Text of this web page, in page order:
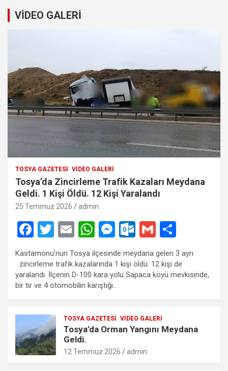
VİDEO GALERİ
TOSYA GAZETESI VIDEO GALERI
Tosya’da Zincirleme Trafik Kazaları Meydana
Geldi. 1 Kişi Öldü. 12 Kişi Yaralandı
25 Temmuz 2026 admin
F
ce
b
o
o
k
T
wi
tt
er
E
ail
W
at
s
A
p
p
M
es
se
n
g
er
O
ut
lo
o
k.
c
o
m
G
m
ail
h
ar
e
Kastamonu’nun Tosya ilçesinde meydana gelen 3 ayrı
zincirleme trafik kazalarında 1 kişi öldü. 12 kişi de
yaralandı. İlçenin D-100 kara yolu Sapaca köyü mevkisinde,
bir tır ve 4 otomobilin karıştığı…
TOSYA GAZETESI VIDEO GALERI
Tosya’da Orman Yangını Meydana
Geldi.
12 Temmuz 2026 admin